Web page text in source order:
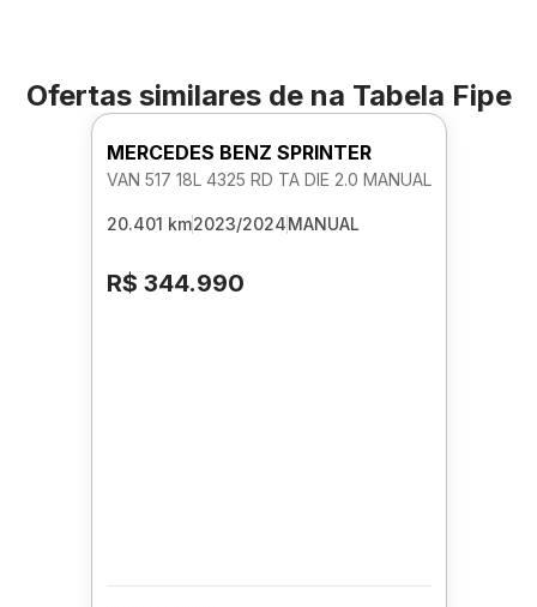
Ofertas similares de na Tabela Fipe
MERCEDES BENZ SPRINTER
VAN 517 18L 4325 RD TA DIE 2.0 MANUAL
20.401 km2023/2024MANUAL
R$ 344.990